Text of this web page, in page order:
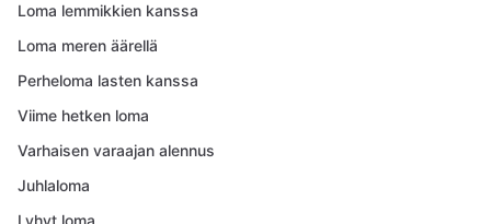
Loma lemmikkien kanssa
Loma meren äärellä
Perheloma lasten kanssa
Viime hetken loma
Varhaisen varaajan alennus
Juhlaloma
Lyhyt loma